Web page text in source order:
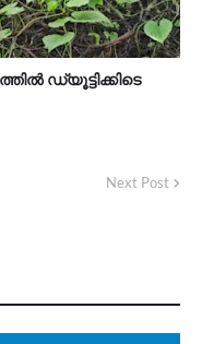
ഡ്യൂട്ടിക്കിടെ
Next Post